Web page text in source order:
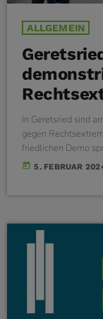
ALLGEMEIN
In Geretsried sind
gegen
friedlichen Demo
der evangelische
today 5. FEBRUAR